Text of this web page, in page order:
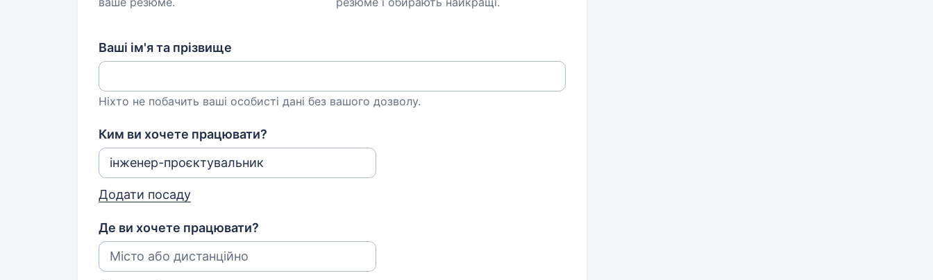
Ваші ім'я та прізвище
Ніхто не побачить ваші особисті дані без вашого дозволу.
Ким ви хочете працювати?
Додати посаду
Де ви хочете працювати?